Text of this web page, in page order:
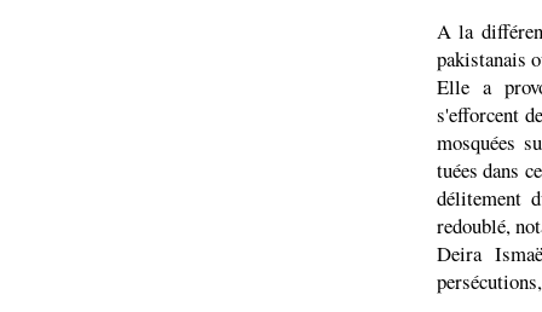
A la
pakistanais
Elle a
s'efforcent
mosquées
tuées dans
délitement
redoublé,
Deira